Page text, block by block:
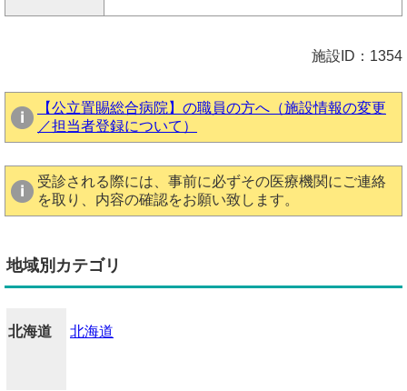
施設ID：1354
【公立置賜総合病院】の職員の方へ（施設情報の変更
／担当者登録について）
受診される際には、事前に必ずその医療機関にご連絡
を取り、内容の確認をお願い致します。
地域別カテゴリ
北海道 北海道